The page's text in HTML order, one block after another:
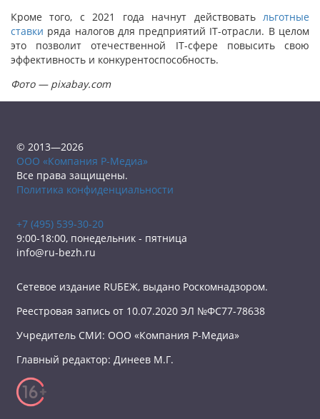
Кроме того, с 2021 года начнут действовать льготные
ставки ряда налогов для предприятий IT-отрасли. В целом
это позволит отечественной IT-сфере повысить свою
эффективность и конкурентоспособность.
Фото — pixabay.com
© 2013—2026
ООО «Компания Р-Медиа»
Все права защищены.
Политика конфиденциальности
+7 (495) 539-30-20
9:00-18:00, понедельник - пятница
info@ru-bezh.ru
Сетевое издание RUБЕЖ, выдано Роскомнадзором.
Реестровая запись от 10.07.2020 ЭЛ №ФС77-78638
Учредитель СМИ: ООО «Компания Р-Медиа»
Главный редактор: Динеев М.Г.